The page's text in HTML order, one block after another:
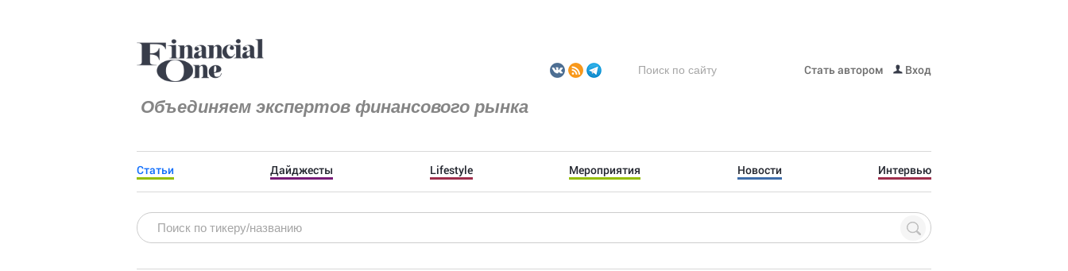
Объединяем экспертов финансового рынка
Стать автором Вход
Статьи Дайджесты Lifestyle Мероприятия Новости Интервью